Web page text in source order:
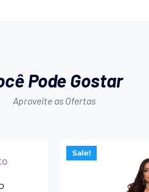
Pode Gostar
Aproveite as Ofertas
Sale!